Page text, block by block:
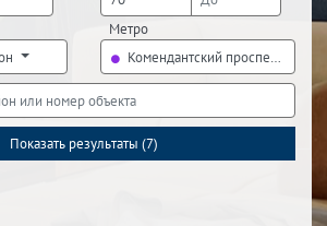
Метро
Комендантский проспект
Показать результаты (7)